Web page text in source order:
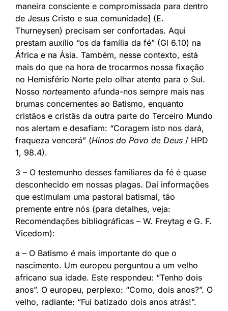
maneira consciente e compromissada para dentro
de Jesus Cristo e sua comunidade] (E.
Thurneysen) precisam ser confortadas. Aqui
prestam auxílio “os da família da fé” (Gl 6.10) na
África e na Ásia. Também, nesse contexto, está
mais do que na hora de trocarmos nossa fixação
no Hemisfério Norte pelo olhar atento para o Sul.
Nosso norteamento afunda-nos sempre mais nas
brumas concernentes ao Batismo, enquanto
cristãos e cristãs da outra parte do Terceiro Mundo
nos alertam e desafiam: “Coragem isto nos dará,
fraqueza vencerá” (Hinos do Povo de Deus / HPD
1, 98.4).
3 – O testemunho desses familiares da fé é quase
desconhecido em nossas plagas. Daí informações
que estimulam uma pastoral batismal, tão
premente entre nós (para detalhes, veja:
Recomendações bibliográficas – W. Freytag e G. F.
Vicedom):
a – O Batismo é mais importante do que o
nascimento. Um europeu perguntou a um velho
africano sua idade. Este respondeu: “Tenho dois
anos”. O europeu, perplexo: “Como, dois anos?”. O
velho, radiante: “Fui batizado dois anos atrás!”.